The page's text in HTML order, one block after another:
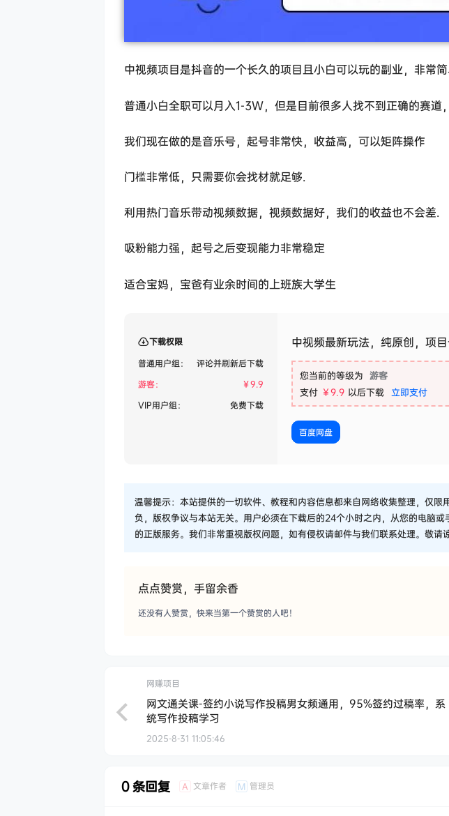
中视频项目是抖音的一个长久的项目且小白可以玩的副业，非常
普通小白全职可以月入1-3W，但是目前很多人找不到正确的赛道
我们现在做的是音乐号，起号非常快，收益高，可以矩阵操作
门槛非常低，只需要你会找材就足够.
利用热门音乐带动视频数据，视频数据好，我们的收益也不会差.
吸粉能力强，起号之后变现能力非常稳定
适合宝妈，宝爸有业余时间的上班族大学生
下载权限
普通用户组：
评论并刷新后下载
游客：
￥9.9
VIP用户组：
免费下载
中视频最新玩法，纯原创，项
您当前的等级为 游客
支付 ￥9.9 以后下载 立即支付
百度网盘
温馨提示：本站提供的一切软件、教程和内容信息都来自网络收集整理，仅
负，版权争议与本站无关。用户必须在下载后的24个小时之内，从您的电脑
的正版服务。我们非常重视版权问题，如有侵权请邮件与我们联系处理。敬请谅
点点赞赏，手留余香
还没有人赞赏，快来当第一个赞赏的人吧！
网赚项目
网文通关课-签约小说写作投稿男女频通用，95%签约过稿率，系
统写作投稿学习
2025-8-31 11:05:46
0 条回复 A 文章作者 M 管理员